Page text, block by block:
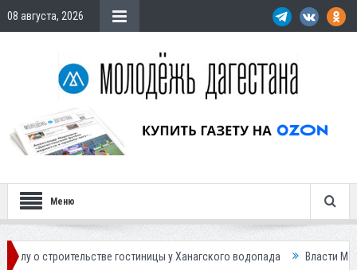
08 августа, 2026
Меню
гостиницы у Ханагского водопада Власти Махачкалы